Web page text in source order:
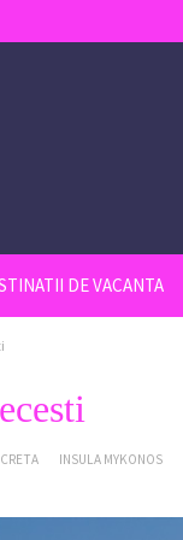
DE VACANTA
INSULA MYKONOS